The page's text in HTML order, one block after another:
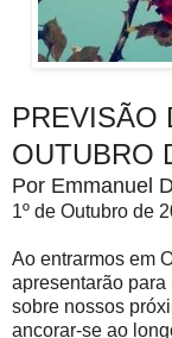
PREVISÃO
OUTUBRO
Por Emmanuel
1º de Outubro de
Ao entrarmos em
apresentarão
sobre nossos
ancorar-se ao